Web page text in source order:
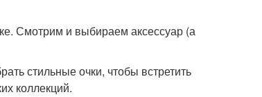
Смотрим и выбираем аксессуар (а
стильные очки, чтобы встретить
коллекций.